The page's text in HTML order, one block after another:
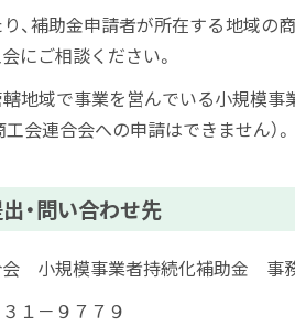
、補助金申請者が所在する地域の
にご相談ください。
地域で事業を営んでいる小規模事
工会連合会への申請はできません）。
・問い合わせ先
会 小規模事業者持続化補助金 事
１－９７７９